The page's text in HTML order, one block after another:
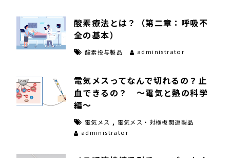
酸素療法とは？（第二章：呼吸不
全の基本）
酸素投与製品 administrator
電気メスってなんで切れるの？止
血できるの？ ～電気と熱の科学
編～
電気メス , 電気メス・対極板関連製品
administrator